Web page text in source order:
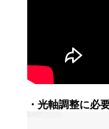
・光軸調整に必